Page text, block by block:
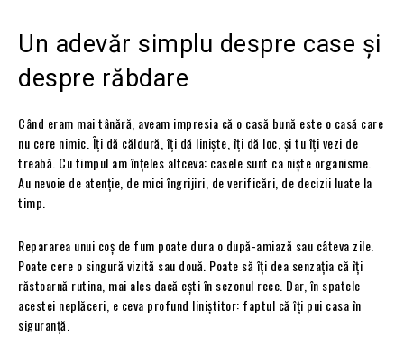
Un adevăr simplu despre case și
despre răbdare
Când eram mai tânără, aveam impresia că o casă bună este o casă care
nu cere nimic. Îți dă căldură, îți dă liniște, îți dă loc, și tu îți vezi de
treabă. Cu timpul am înțeles altceva: casele sunt ca niște organisme.
Au nevoie de atenție, de mici îngrijiri, de verificări, de decizii luate la
timp.
Repararea unui coș de fum poate dura o după-amiază sau câteva zile.
Poate cere o singură vizită sau două. Poate să îți dea senzația că îți
răstoarnă rutina, mai ales dacă ești în sezonul rece. Dar, în spatele
acestei neplăceri, e ceva profund liniștitor: faptul că îți pui casa în
siguranță.